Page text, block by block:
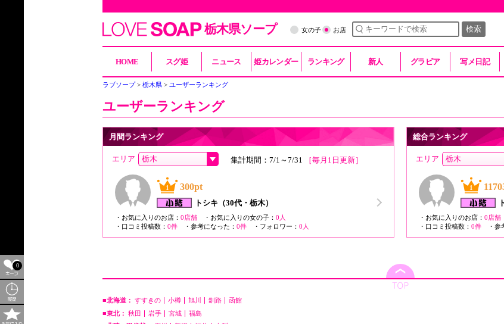
0
栃木県ソープ 女の子 お店 検索
HOME スグ姫 ニュース 姫カレンダー ランキング 新人 グラビア 写メ日記
ラブソープ 栃木県 ユーザーランキング
ユーザーランキング
月間ランキング
エリア 集計期間：7/1～7/31 ［毎月1日更新］
1 300pt
トシキ （30代・栃木）
・お気に入りのお店： 0店舗 ・お気に入りの女の子： 0人
・口コミ投稿数： 0件 ・参考になった： 0件 ・フォロワー： 0人
総合ランキング
エリア
1
・お気に入りのお店： 0店舗
・口コミ投稿数： 0件 ・参
■北海道： すすきの 小樽 旭川 釧路
函館
■東北： 秋田 岩手 宮城
福島